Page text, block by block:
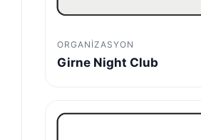
ORGANIZASYON
Girne Night Club